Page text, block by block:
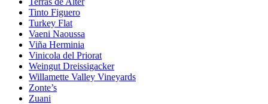
Tinto Figuero
Turkey Flat
Vaeni Naoussa
Viña Herminia
Vinicola del Priorat
Weingut Dreissigacker
Willamette Valley Vineyards
Zonte’s
Zuani